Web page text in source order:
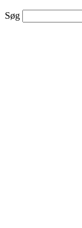
Søg